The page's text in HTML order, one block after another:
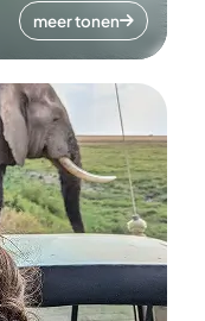
meer tonen